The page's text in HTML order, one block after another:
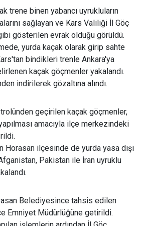
trene binen yabancı uyrukluların
sağlayan ve Kars Valiliği İl Göç
gösterilen evrak olduğu görüldü.
yurda kaçak olarak girip sahte
bindikleri trenle Ankara'ya
kaçak göçmenler yakalandı.
indirilerek gözaltına alındı.
geçirilen kaçak göçmenler,
yapılması amacıyla ilçe merkezindeki
Horasan ilçesinde de yurda yasa dışı
Pakistan ile İran uyruklu
Belediyesince tahsis edilen
Emniyet Müdürlüğüne getirildi.